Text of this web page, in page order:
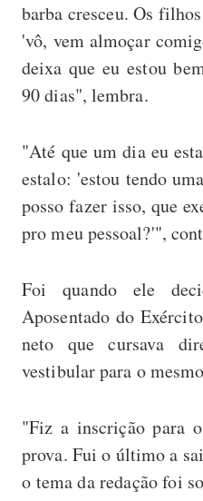
barba cresceu. Os
'vô, vem almoçar
deixa que eu estou
90 dias", lembra.
"Até que um dia eu
estalo: 'estou tendo
posso fazer isso, que
pro meu pessoal?'",
Foi quando ele
Aposentado do
neto que cursava
vestibular para o
"Fiz a inscrição para
prova. Fui o último a
o tema da redação foi